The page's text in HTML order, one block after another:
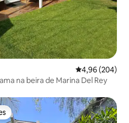
4,96 de uma
4,96 (204)
na beira de Marina Del Rey
dos hóspedes